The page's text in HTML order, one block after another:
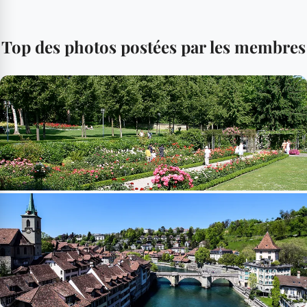
Top des photos postées par les membres